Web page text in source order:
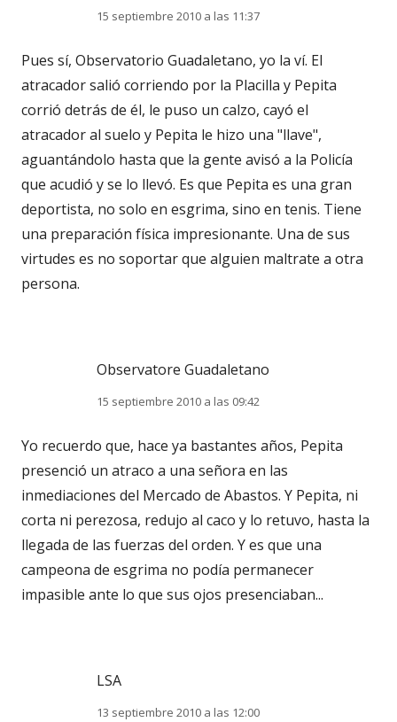
15 septiembre 2010 a las 11:37
Pues sí, Observatorio Guadaletano, yo la ví. El
atracador salió corriendo por la Placilla y Pepita
corrió detrás de él, le puso un calzo, cayó el
atracador al suelo y Pepita le hizo una "llave",
aguantándolo hasta que la gente avisó a la Policía
que acudió y se lo llevó. Es que Pepita es una gran
deportista, no solo en esgrima, sino en tenis. Tiene
una preparación física impresionante. Una de sus
virtudes es no soportar que alguien maltrate a otra
persona.
Observatore Guadaletano
15 septiembre 2010 a las 09:42
Yo recuerdo que, hace ya bastantes años, Pepita
presenció un atraco a una señora en las
inmediaciones del Mercado de Abastos. Y Pepita, ni
corta ni perezosa, redujo al caco y lo retuvo, hasta la
llegada de las fuerzas del orden. Y es que una
campeona de esgrima no podía permanecer
impasible ante lo que sus ojos presenciaban...
LSA
13 septiembre 2010 a las 12:00